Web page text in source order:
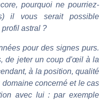
pourquoi ne pourriez-
il vous serait possible
astral ?
pour des signes purs.
de jeter un coup d'œil à la
à la position, qualité
concerné et le cas
avec lui : par exemple